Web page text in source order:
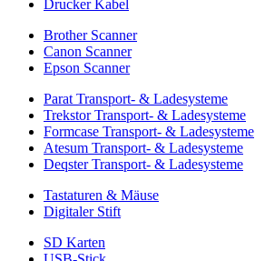
Drucker Kabel
Brother Scanner
Canon Scanner
Epson Scanner
Parat Transport- & Ladesysteme
Trekstor Transport- & Ladesysteme
Formcase Transport- & Ladesysteme
Atesum Transport- & Ladesysteme
Deqster Transport- & Ladesysteme
Tastaturen & Mäuse
Digitaler Stift
SD Karten